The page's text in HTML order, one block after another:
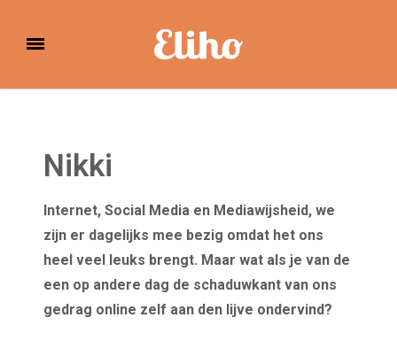
Eliho
Nikki
Internet, Social Media en Mediawijsheid, we
zijn er dagelijks mee bezig omdat het ons
heel veel leuks brengt. Maar wat als je van de
een op andere dag de schaduwkant van ons
gedrag online zelf aan den lijve ondervind?